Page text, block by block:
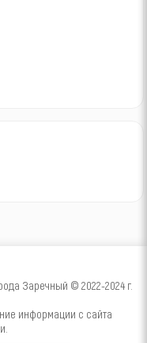
Заречный © 2022-2024 г.
информации с сайта